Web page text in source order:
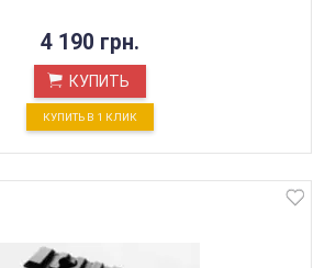
4 190 грн.
КУПИТЬ
КУПИТЬ В 1 КЛИК